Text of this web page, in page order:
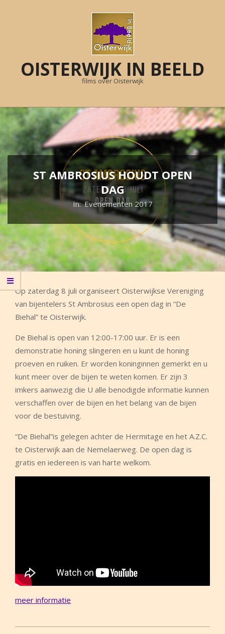
OISTERWIJK IN BEELD
films over Oisterwijk
Primary
Navigation
Menu
ST AMBROSIUS HOUDT OPEN
DAG
In: Evenementen 2017
Op zaterdag 8 juli organiseert Oisterwijkse Vereniging
van bijentelers St Ambrosius een open dag in “De
Biehal” te Oisterwijk.
De Biehal is open van 12:00-17:00 uur. Er is een
demonstratie honing slingeren en u kunt de honing
proeven en ruiken. Er worden koninginnen gemerkt en u
kunt meer over de bijen te weten komen. Er zijn 3
imkers aanwezig die U alle benodigde informatie kunnen
verschaffen over de bijen en het belang van de bijen
voor de bestuiving.
“De Biehal”is gelegen achter de Hermitage en het A.Z.C.
te Oisterwijk aan de Nemelaerweg. De open dag is
gratis en iedereen is van harte welkom.
meer informatie